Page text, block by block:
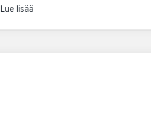
Lue lisää